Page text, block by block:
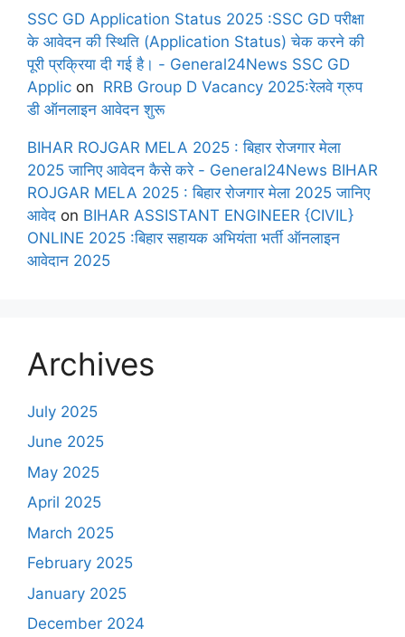
SSC GD Application Status 2025 :SSC GD परीक्षा
के आवेदन की स्थिति (Application Status) चेक करने की
पूरी प्रक्रिया दी गई है। - General24News SSC GD
Applic on RRB Group D Vacancy 2025:रेलवे ग्रुप
डी ऑनलाइन आवेदन शुरू
BIHAR ROJGAR MELA 2025 : बिहार रोजगार मेला
2025 जानिए आवेदन कैसे करे - General24News BIHAR
ROJGAR MELA 2025 : बिहार रोजगार मेला 2025 जानिए
आवेद on BIHAR ASSISTANT ENGINEER {CIVIL}
ONLINE 2025 :बिहार सहायक अभियंता भर्ती ऑनलाइन
आवेदान 2025
Archives
July 2025
June 2025
May 2025
April 2025
March 2025
February 2025
January 2025
December 2024